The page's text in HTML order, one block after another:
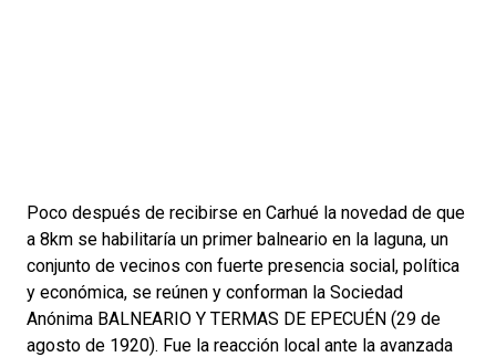
Poco después de recibirse en Carhué la novedad de que
a 8km se habilitaría un primer balneario en la laguna, un
conjunto de vecinos con fuerte presencia social, política
y económica, se reúnen y conforman la Sociedad
Anónima BALNEARIO Y TERMAS DE EPECUÉN (29 de
agosto de 1920). Fue la reacción local ante la avanzada